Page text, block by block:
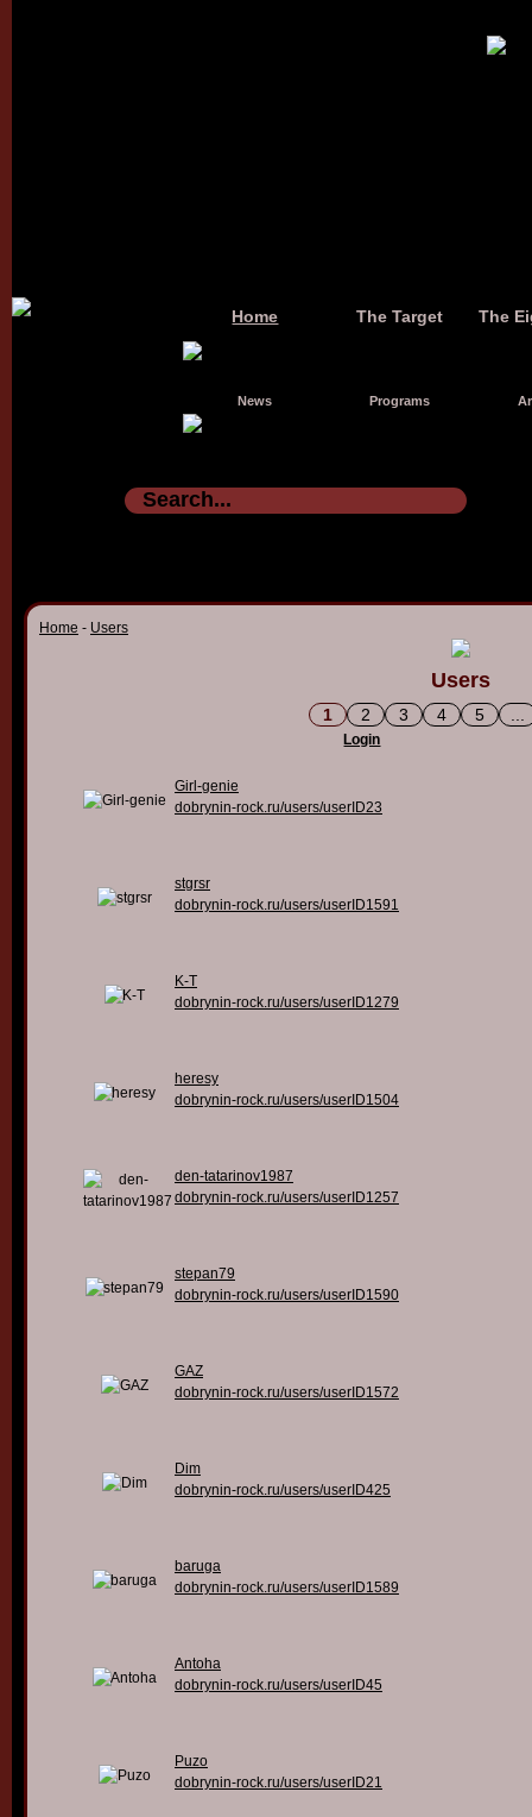
Home The Target The
News Programs
Home - Users
Users
1 2 3 4 5
Login
Girl-genie
dobrynin-rock.ru/users/userID23
stgrsr
dobrynin-rock.ru/users/userID1591
K-T
dobrynin-rock.ru/users/userID1279
heresy
dobrynin-rock.ru/users/userID1504
den-tatarinov1987
dobrynin-rock.ru/users/userID1257
stepan79
dobrynin-rock.ru/users/userID1590
GAZ
dobrynin-rock.ru/users/userID1572
Dim
dobrynin-rock.ru/users/userID425
baruga
dobrynin-rock.ru/users/userID1589
Antoha
dobrynin-rock.ru/users/userID45
Puzo
dobrynin-rock.ru/users/userID21